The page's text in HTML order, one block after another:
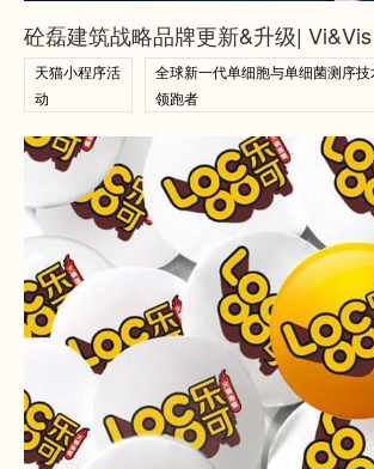
砼磊建筑战略品牌更新&升级| Vi&Vis
天猫小程序活
动
全球新一代单细胞与单细菌测序技
领跑者